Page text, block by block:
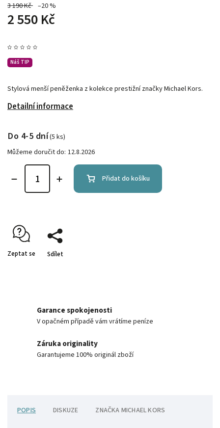
3 190 Kč –20 %
2 550 Kč
Náš TIP
Stylová menší peněženka z kolekce prestižní značky Michael Kors.
Detailní informace
Do 4-5 dní(5 ks)
Můžeme doručit do: 12.8.2026
Přidat do košíku
Zeptat se Sdílet
Garance spokojenosti
V opačném případě vám vrátíme peníze
Záruka originality
Garantujeme 100% originál zboží
POPIS DISKUZE ZNAČKA MICHAEL KORS